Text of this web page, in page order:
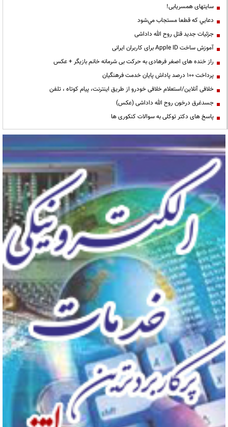
سایتهای همسریابی!
دعايي كه قطعا مستجاب مي‌شود
جزئیات جدید قتل روح الله داداشی
آموزش ساخت Apple ID برای کاربران ایرانی
راز خنده های اصغر فرهادی به حرکت بی شرمانه خانم بازیگر + عکس
پرداخت ۱۰۰ درصد پاداش پایان خدمت فرهنگیان
خلافی آنلاین/استعلام خلافی خودرو از طریق اینترنت، پیام کوتاه ، تلفن
جسدغرق درخون روح الله داداشی (عکس)
پاسخ های دکتر توکلی به سوالات کنکوری ها